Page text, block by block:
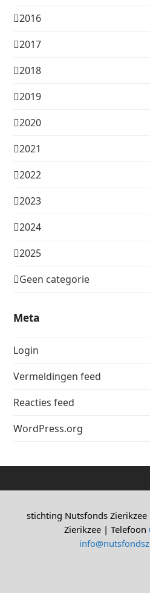
2016
2017
2018
2019
2020
2021
2022
2023
2024
2025
Geen categorie
Meta
Login
Vermeldingen feed
Reacties feed
WordPress.org
stichting Nutsfonds
Zierikzee | Telefoon